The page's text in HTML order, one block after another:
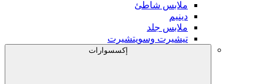
ملابس شاطئ
دينيم
ملابس جلد
تيشيرت وسويتشيرت
إكسسوارات